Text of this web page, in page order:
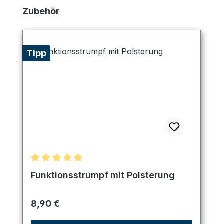
Produktgalerie überspringen
Zubehör
Tipp
Durchschnittliche Bewertung von 5 von 5 Sternen
Funktionsstrumpf mit Polsterung
Regulärer Preis:
8,90 €